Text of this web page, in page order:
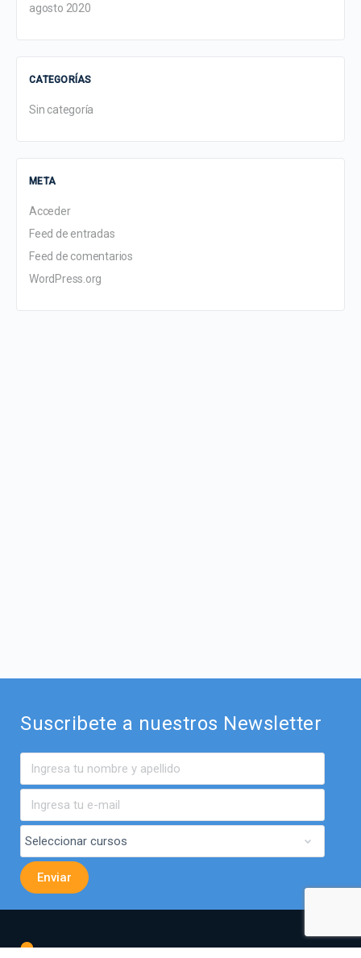
agosto 2020
CATEGORÍAS
Sin categoría
META
Acceder
Feed de entradas
Feed de comentarios
WordPress.org
Suscribete a nuestros Newsletter